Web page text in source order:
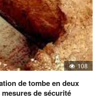
108
de tombe en deux
de sécurité